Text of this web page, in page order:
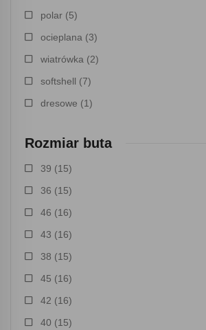
polar (5)
ocieplana (3)
wiatrówka (2)
softshell (7)
dresowe (1)
Rozmiar buta
39 (15)
36 (15)
46 (16)
43 (16)
38 (15)
45 (16)
42 (16)
40 (15)